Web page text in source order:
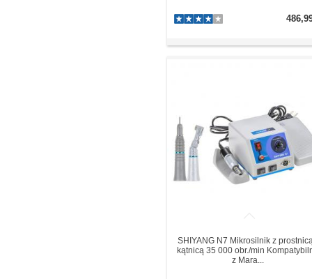
SHIYANG N7 Mikrosilnik z
kątnicą 35 000 obr./min
z Mara...